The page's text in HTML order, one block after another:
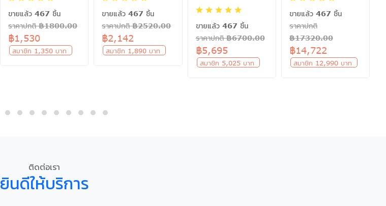
ขายแล้ว 467 ชิ้น
ราคาปกติ ฿1800.00
฿1,530
สมาชิก 1,350 บาท
ขายแล้ว 467 ชิ้น
ราคาปกติ ฿2520.00
฿2,142
สมาชิก 1,890 บาท
ขายแล้ว 467 ชิ้น
ราคาปกติ ฿6700.00
฿5,695
สมาชิก 5,025 บาท
ขายแล้ว 467 ชิ้น
ราคาปกติ
฿17320.00
฿14,722
สมาชิก 12,990 บาท
ติดต่อเรา
ยินดีให้บริการ